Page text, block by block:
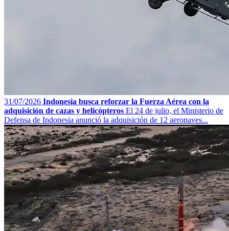
31/07/2026 Indonesia busca reforzar la Fuerza Aérea con la
adquisición de cazas y helicópteros El 24 de julio, el Ministerio de
Defensa de Indonesia anunció la adquisición de 12 aeronaves...